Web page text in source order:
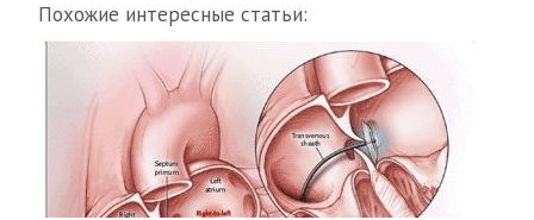
Похожие интересные статьи: